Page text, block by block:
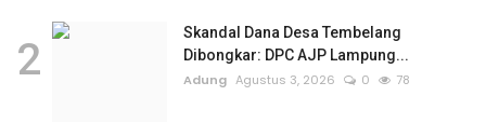
2
Skandal Dana Desa Tembelang
Dibongkar: DPC AJP Lampung...
Adung Agustus 3, 2026 0 78